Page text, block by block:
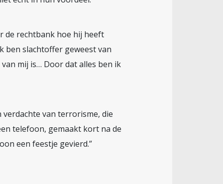
de rechtbank hoe hij heeft
ben slachtoffer geweest van
mij is… Door dat alles ben ik
verdachte van terrorisme, die
telefoon, gemaakt kort na de
een feestje gevierd.”